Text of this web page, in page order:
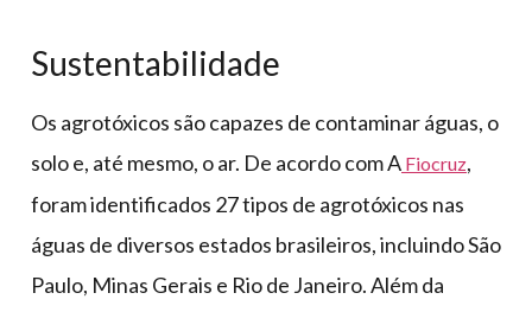
Sustentabilidade
Os agrotóxicos são capazes de contaminar águas, o
solo e, até mesmo, o ar. De acordo com A Fiocruz,
foram identificados 27 tipos de agrotóxicos nas
águas de diversos estados brasileiros, incluindo São
Paulo, Minas Gerais e Rio de Janeiro. Além da